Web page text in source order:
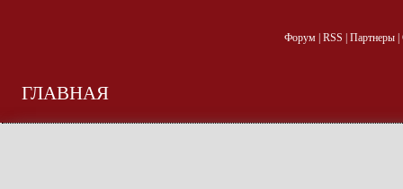
Форум| RSS Партнеры|
ГЛАВНАЯ